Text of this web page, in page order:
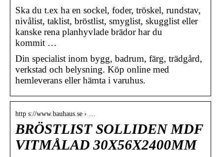
Ska du t.ex ha en sockel, foder, tröskel, rundstav,
nivålist, taklist, bröstlist, smyglist, skugglist eller
kanske rena planhyvlade brädor har du
kommit …
Din specialist inom bygg, badrum, färg, trädgård,
verkstad och belysning. Köp online med
hemleverans eller hämta i varuhus.
http s://www.bauhaus.se › …
BRÖSTLIST SOLLIDEN MDF
VITMÅLAD 30X56X2400MM